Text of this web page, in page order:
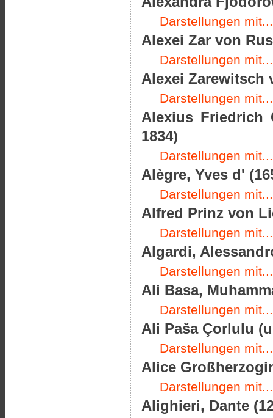
Darstellungen mit...
Alexei Zar von
Darstellungen mit...
Alexei Zarewitsch
Darstellungen mit...
Alexius Friedrich
1834)
Darstellungen mit...
Alègre, Yves d'
Darstellungen mit...
Alfred Prinz von
Darstellungen mit...
Algardi,
Darstellungen mit...
Ali Basa,
Darstellungen mit...
Ali Paša Çorlulu
Darstellungen mit...
Alice
Darstellungen mit...
Alighieri, Dante